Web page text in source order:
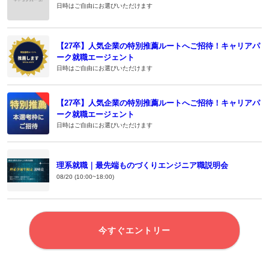
日時はご自由にお選びいただけます
【27卒】人気企業の特別推薦ルートへご招待！キャリアパ
ーク就職エージェント
日時はご自由にお選びいただけます
【27卒】人気企業の特別推薦ルートへご招待！キャリアパ
ーク就職エージェント
日時はご自由にお選びいただけます
理系就職｜最先端ものづくりエンジニア職説明会
08/20 (10:00~18:00)
今すぐエントリー